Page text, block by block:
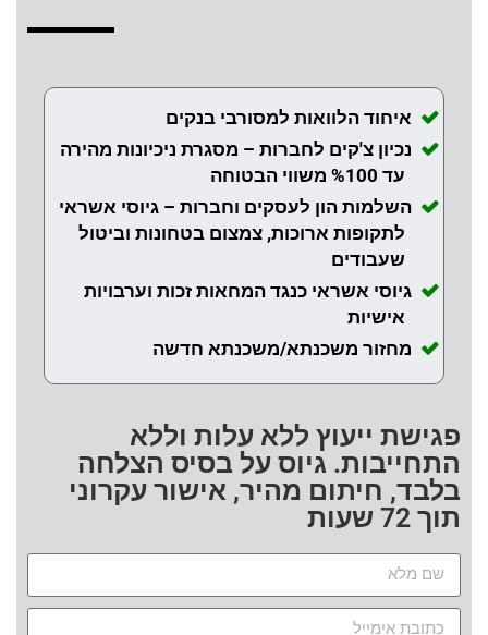
איחוד הלוואות למסורבי בנקים
נכיון צ'קים לחברות – מסגרת ניכיונות מהירה
עד %100 משווי הבטוחה
השלמות הון לעסקים וחברות – גיוסי אשראי
לתקופות ארוכות, צמצום בטחונות וביטול
שעבודים
גיוסי אשראי כנגד המחאות זכות וערבויות
אישיות
מחזור משכנתא/משכנתא חדשה
פגישת ייעוץ ללא עלות וללא
התחייבות. גיוס על בסיס הצלחה
בלבד, חיתום מהיר, אישור עקרוני
תוך 72 שעות